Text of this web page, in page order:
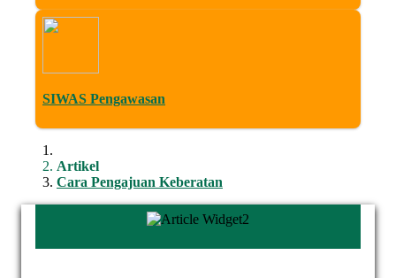
SIWAS Pengawasan
Artikel
Cara Pengajuan Keberatan